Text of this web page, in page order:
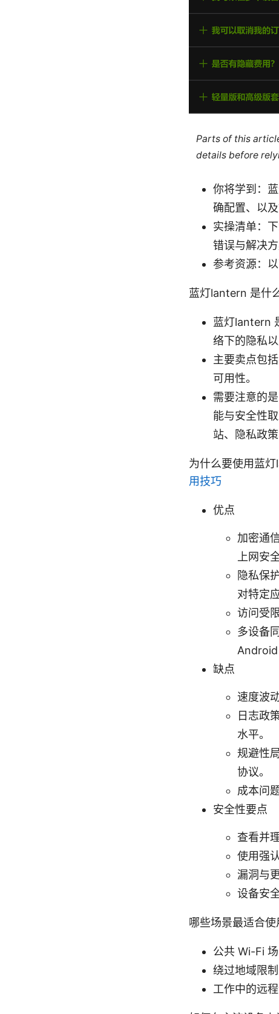
Parts of this
details before
你将学到：
确配置、以
实操清单：
错误与解决方
参考资源：
蓝灯lantern 是什
蓝灯lantern
络下的隐私
主要卖点包
可用性。
需要注意的
能与安全性
站、隐私政
为什么要使用蓝
用技巧
优点
加密通
上网安全
隐私保
对特定
访问受
多设备
Android
缺点
速度波
日志政
水平。
规避性
协议。
成本问
安全性要点
查看并
使用强
漏洞与
设备安
哪些场景最适合
公共 Wi-Fi
绕过地域限
工作中的远